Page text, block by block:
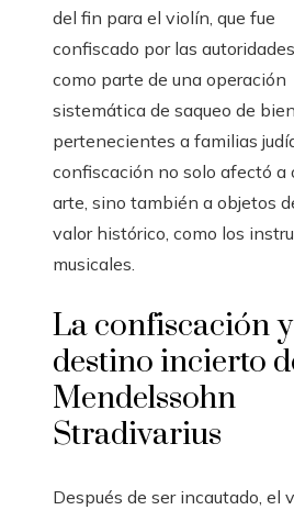
del fin para el violín, que fue
confiscado por las
como parte de una operación
sistemática de saqueo de
pertenecientes a familias
confiscación no solo afectó a
arte, sino también a objetos
valor histórico, como los
musicales.
La confiscación
destino incierto
Mendelssohn
Stradivarius
Después de ser incautado, el